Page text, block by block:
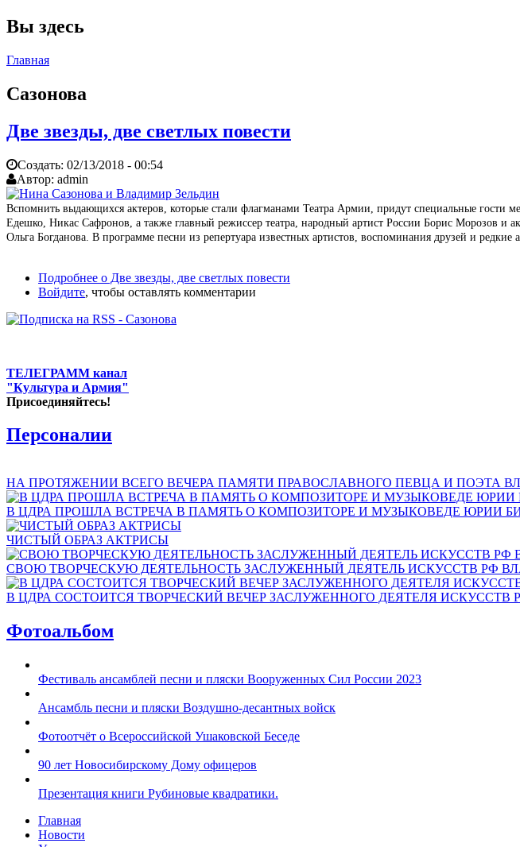
Вы здесь
Главная
Сазонова
Две звезды, две светлых повести
Создать: 02/13/2018 - 00:54
Автор: admin
Вспомнить выдающихся актеров, которые стали флагманами Театра Армии, придут специальные
Едешко, Никас Сафронов, а также главный режиссер театра, народный артист России Борис Морозов и
Ольга Богданова. В программе песни из репертуара известных артистов, воспоминания друзей и редкие
Подробнее о Две звезды, две светлых повести
Войдите, чтобы оставлять комментарии
ТЕЛЕГРАММ канал
"Культура и Армия"
Присоединяйтесь!
Персоналии
НА ПРОТЯЖЕНИИ ВСЕГО ВЕЧЕРА ПАМЯТИ ПРАВОСЛАВНОГО ПЕВЦА И ПОЭТА
В ЦДРА ПРОШЛА ВСТРЕЧА В ПАМЯТЬ О КОМПОЗИТОРЕ И МУЗЫКОВЕДЕ ЮРИИ
ЧИСТЫЙ ОБРАЗ АКТРИСЫ
СВОЮ ТВОРЧЕСКУЮ ДЕЯТЕЛЬНОСТЬ ЗАСЛУЖЕННЫЙ ДЕЯТЕЛЬ ИСКУССТВ РФ
В ЦДРА СОСТОИТСЯ ТВОРЧЕСКИЙ ВЕЧЕР ЗАСЛУЖЕННОГО ДЕЯТЕЛЯ ИСКУССТВ
Фотоальбом
Фестиваль ансамблей песни и пляски Вооруженных Сил России 2023
Ансамбль песни и пляски Воздушно-десантных войск
Фотоотчёт о Всероссийской Ушаковской Беседе
90 лет Новосибирскому Дому офицеров
Презентация книги Рубиновые квадратики.
Главная
Новости